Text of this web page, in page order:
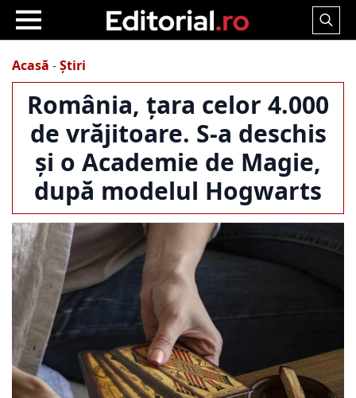
Search
Acasă -Știri
România, țara celor 4.000
de vrăjitoare. S-a deschis
și o Academie de Magie,
după modelul Hogwarts